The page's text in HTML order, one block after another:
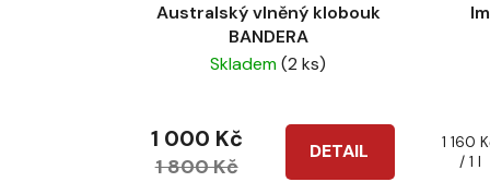
Australský vlněný klobouk
BANDERA
Skladem(2 ks)
DETAIL
1 000 Kč
1 800 Kč
Měrná
cena:
1 160
/ 1 l